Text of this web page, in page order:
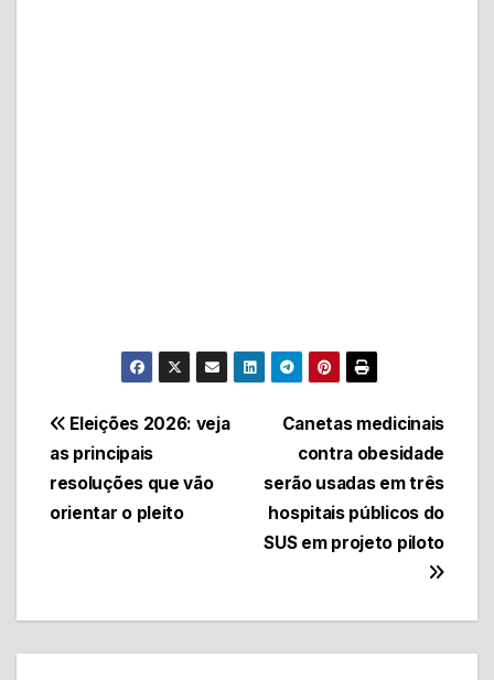
Navegação
de
Post
Canetas medicinais
contra obesidade
serão usadas em três
hospitais públicos do
SUS em projeto piloto
Eleições 2026: veja
as principais
resoluções que vão
orientar o pleito